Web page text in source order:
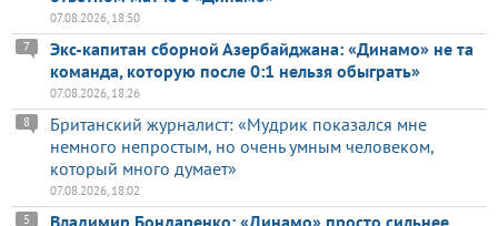
07.08.2026, 18:50
Экс-капитан сборной Азербайджана: «Динамо» не та
команда, которую после 0:1 нельзя обыграть»
7
07.08.2026, 18:26
Британский журналист: «Мудрик показался мне
немного непростым, но очень умным человеком,
который много думает»
8
07.08.2026, 18:02
Владимир Бондаренко: «Динамо» просто сильнее
5